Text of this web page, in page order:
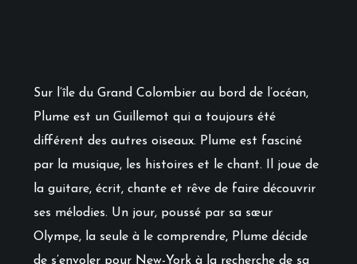
Sur l’île du Grand Colombier au bord de l’océan,
Plume est un Guillemot qui a toujours été
différent des autres oiseaux. Plume est fasciné
par la musique, les histoires et le chant. Il joue de
la guitare, écrit, chante et rêve de faire découvrir
ses mélodies. Un jour, poussé par sa sœur
Olympe, la seule à le comprendre, Plume décide
de s’envoler pour New-York à la recherche de sa